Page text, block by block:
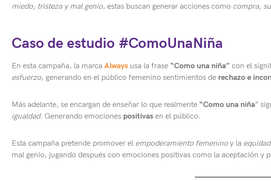
miedo, tristeza y mal genio, estas buscan generar acciones como compra,
Caso de estudio #ComoUnaNiña
En esta campaña, la marca Always usa la frase “Como una niña” con el
esfuerzo, generando en el público femenino sentimientos de rechazo e
Más adelante, se encargan de enseñar lo que realmente “Como una niña”
igualdad. Generando emociones positivas en el público.
Esta campaña pretende promover el empoderamiento femeninoy la
mal genio, jugando después con emociones positivas como la aceptación y